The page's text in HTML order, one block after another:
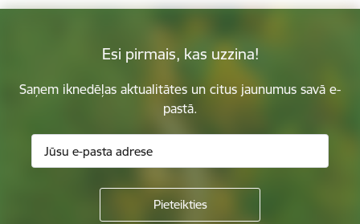
Esi pirmais, kas uzzina!
Saņem iknedēļas aktualitātes un citus jaunumus savā e-
pastā.